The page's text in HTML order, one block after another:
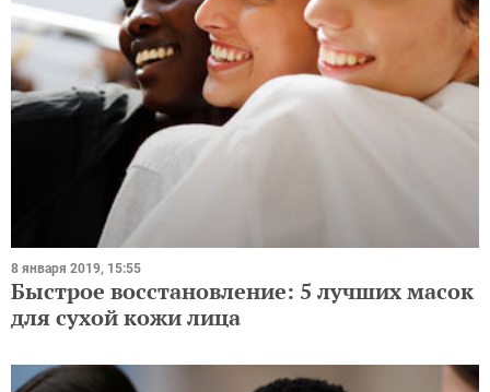
8 января 2019, 15:55
Быстрое восстановление: 5 лучших масок
для сухой кожи лица